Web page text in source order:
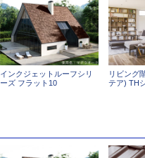
インクジェットルーフシリ
ーズ フラット10
リビング
テア) TH